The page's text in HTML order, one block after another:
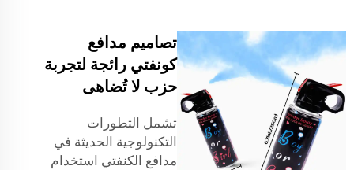
تصاميم مدافع
كونفتي رائجة لتجربة
حزب لا تُضاهى
تشمل التطورات
التكنولوجية الحديثة في
مدافع الكنفتي استخدام